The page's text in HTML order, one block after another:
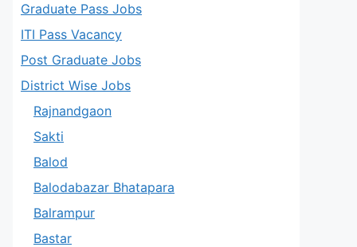
Graduate Pass Jobs
ITI Pass Vacancy
Post Graduate Jobs
District Wise Jobs
Rajnandgaon
Sakti
Balod
Balodabazar Bhatapara
Balrampur
Bastar